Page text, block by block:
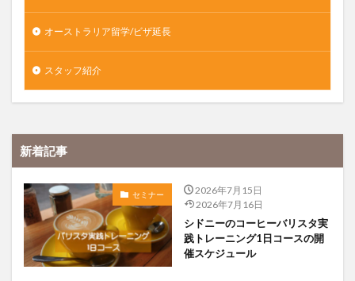
オーストラリア留学/ビザ延長
スタッフ紹介
新着記事
セミナー
2026年7月15日
2026年7月16日
シドニーのコーヒーバリスタ実
践トレーニング1日コースの開
催スケジュール